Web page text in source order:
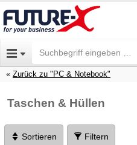
Zurück zu "PC & Notebook"
Taschen & Hüllen
Sortieren Filtern